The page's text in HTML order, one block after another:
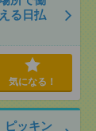
る日払
気になる！
ピッキン